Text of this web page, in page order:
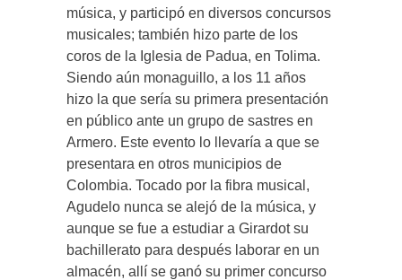
música, y participó en diversos concursos
musicales; también hizo parte de los
coros de la Iglesia de Padua, en Tolima.
Siendo aún monaguillo, a los 11 años
hizo la que sería su primera presentación
en público ante un grupo de sastres en
Armero. Este evento lo llevaría a que se
presentara en otros municipios de
Colombia. Tocado por la fibra musical,
Agudelo nunca se alejó de la música, y
aunque se fue a estudiar a Girardot su
bachillerato para después laborar en un
almacén, allí se ganó su primer concurso